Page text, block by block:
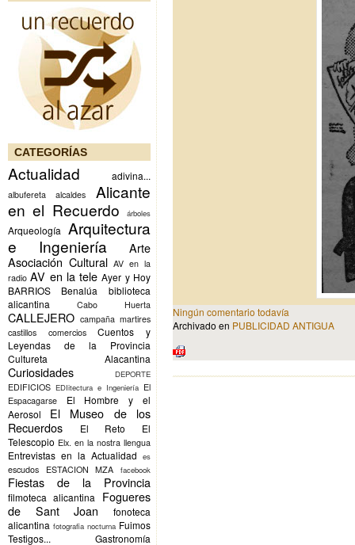
CATEGORÍAS
Actualidad adivina...
albufereta alcaldes
Alicante
en el Recuerdo
árboles
Arqueología Arquitectura
e Ingeniería
Arte
Asociación Cultural AV en la
radio AV en la tele Ayer y Hoy
BARRIOS
Benalúa
biblioteca
alicantina
Cabo Huerta
CALLEJERO campaña martires
castillos
comercios
Cuentos y
Leyendas de la Provincia
Cultureta Alacantina
Curiosidades DEPORTE
EDIFICIOS EDIitectura e Ingeniería El
Espacagarse
El Hombre y el
Aerosol
El Museo de los
Recuerdos
El Reto
El
Telescopio Elx. en la nostra llengua
Entrevistas en la Actualidad es
escudos ESTACION MZA facebook
Fiestas de la Provincia
filmoteca alicantina
Fogueres
de Sant Joan
fonoteca
alicantina fotografia nocturna Fuimos
Testigos...
Gastronomía
Ningún comentario todavía
Archivado en PUBLICIDAD ANTIGUA